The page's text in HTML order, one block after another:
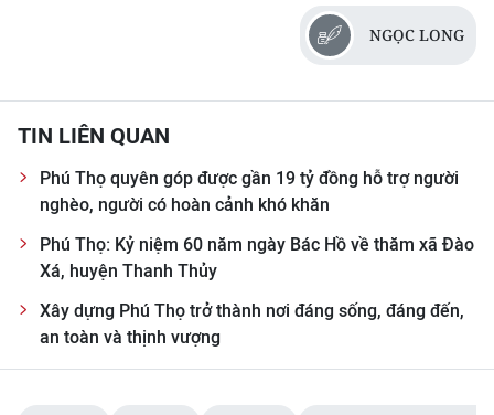
NGỌC LONG
TIN LIÊN QUAN
Phú Thọ quyên góp được gần 19 tỷ đồng hỗ trợ người
nghèo, người có hoàn cảnh khó khăn
Phú Thọ: Kỷ niệm 60 năm ngày Bác Hồ về thăm xã Đào
Xá, huyện Thanh Thủy
Xây dựng Phú Thọ trở thành nơi đáng sống, đáng đến,
an toàn và thịnh vượng